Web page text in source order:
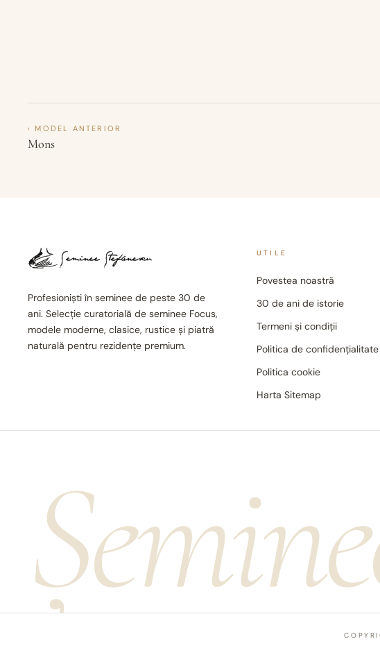
‹ MODEL ANTERIOR
Mons
Profesioniști în seminee de peste 30 de
ani. Selecție curatorială de seminee Focus,
modele moderne, clasice, rustice și piatră
naturală pentru rezidențe premium.
UTILE
Povestea noastră
30 de ani de istorie
Termeni și condiții
Politica de confidențialitate
Politica cookie
Harta Sitemap